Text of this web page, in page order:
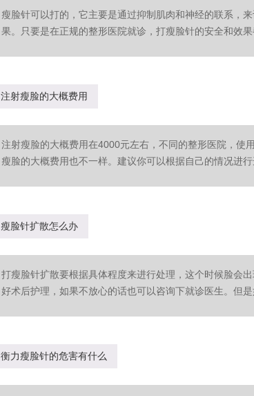
瘦脸针可以打的，它主要是通过抑制肌肉和神经的联系，
果。只要是在正规的整形医院就诊，打瘦脸针的安全和效果
注射瘦脸的大概费用
注射瘦脸的大概费用在4000元左右，不同的整形医院，使
瘦脸的大概费用也不一样。建议你可以根据自己的情况进行
瘦脸针扩散怎么办
打瘦脸针扩散要根据具体程度来进行处理，这个时候脸会
好术后护理，如果不放心的话也可以咨询下就诊医生。但是
衡力瘦脸针的危害有什么